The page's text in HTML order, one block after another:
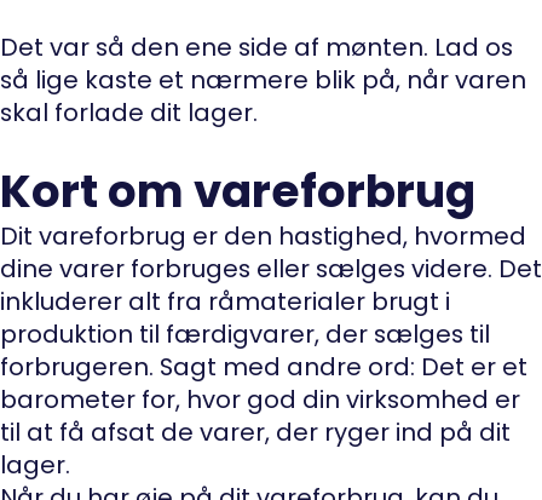
Det var så den ene side af mønten. Lad os
så lige kaste et nærmere blik på, når varen
skal forlade dit lager.
Kort om vareforbrug
Dit vareforbrug er den hastighed, hvormed
dine varer forbruges eller sælges videre. Det
inkluderer alt fra råmaterialer brugt i
produktion til færdigvarer, der sælges til
forbrugeren. Sagt med andre ord: Det er et
barometer for, hvor god din virksomhed er
til at få afsat de varer, der ryger ind på dit
lager.